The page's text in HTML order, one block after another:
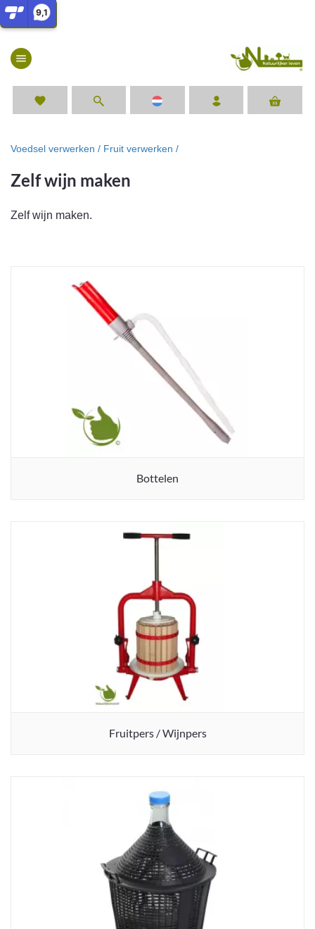
9,1
menu
favorite
Voedsel verwerken / Fruit verwerken /
Zelf wijn maken
Zelf wijn maken.
Bottelen
Fruitpers / Wijnpers